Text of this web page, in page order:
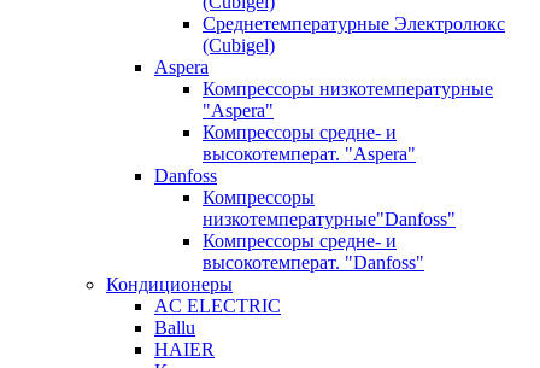
Среднетемпературные Электролюкс
(Cubigel)
Aspera
Компрессоры низкотемпературные
"Aspera"
Компрессоры средне- и
высокотемперат. "Aspera"
Danfoss
Компрессоры
низкотемпературные"Danfoss"
Компрессоры средне- и
высокотемперат. "Danfoss"
Кондиционеры
AC ELECTRIC
Ballu
HAIER